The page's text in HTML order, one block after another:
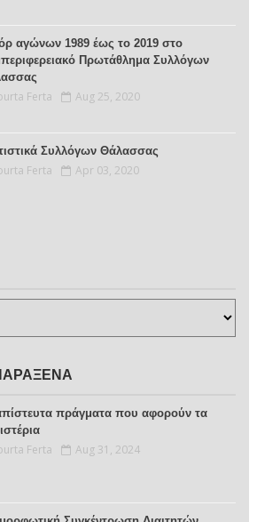
αγώνων 1989 έως το 2019 στο
Πρωτάθλημα Συλλόγων
Ferta Aug 25, 2020
Συλλόγων Θάλασσας
Ferta Apr 03, 2020
πράγματα που αφορούν τα
Ferta Aug 31, 2024